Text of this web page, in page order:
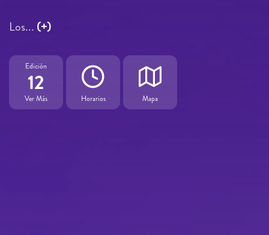
Los... (+)
Edición
12
Ver Más Horarios Mapa